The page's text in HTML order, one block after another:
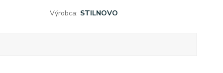
Výrobca: STILNOVO